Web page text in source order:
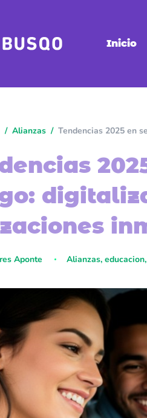
Inicio
Alianzas Tendencias 2025 en
Aponte Alianzas, educacion,